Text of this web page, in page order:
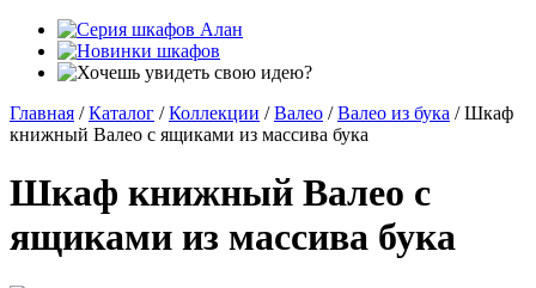
Главная / Каталог / Коллекции / Валео / Валео из бука / Шкаф
книжный Валео с ящиками из массива бука
Шкаф книжный Валео с
ящиками из массива бука